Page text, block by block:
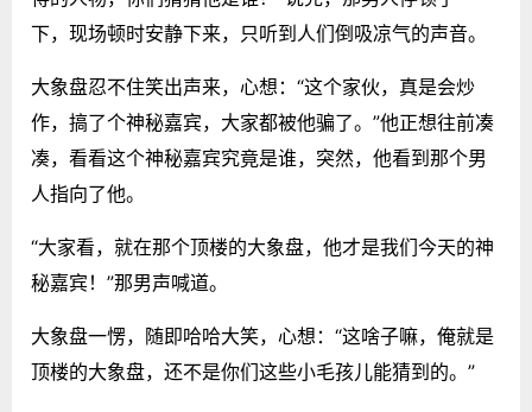
下，现场顿时安静下来，只听到人们倒吸凉气的声音。
大象盘忍不住笑出声来，心想：“这个家伙，真是会炒
作，搞了个神秘嘉宾，大家都被他骗了。”他正想往前凑
凑，看看这个神秘嘉宾究竟是谁，突然，他看到那个男
人指向了他。
“大家看，就在那个顶楼的大象盘，他才是我们今天的神
秘嘉宾！”那男声喊道。
大象盘一愣，随即哈哈大笑，心想：“这啥子嘛，俺就是
顶楼的大象盘，还不是你们这些小毛孩儿能猜到的。”